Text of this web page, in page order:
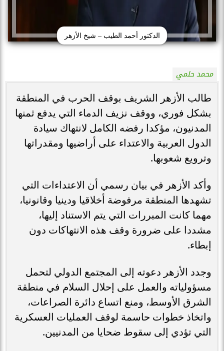
الدكتور أحمد الطيب – شيخ الأزهر
محمد حلمي
طالب الأزهر الشريف بوقف الحرب في المنطقة
بشكل فوري، ووقف نزيف الدماء التي يدفع ثمنها
المدنيون، مؤكدا رفضه الكامل لانتهاك سيادة
الدول العربية والاعتداء على أراضيها ومقدراتها
وترويع شعوبها.
وأكد الأزهر في بيان رسمي أن الاعتداءات التي
تشهدها المنطقة مرفوضة أخلاقيا ودينيا وقانونيا،
مهما كانت المبررات التي يتم الاستناد إليها،
مشددا على ضرورة وقف هذه الانتهاكات دون
إبطاء.
وجدد الأزهر دعوته إلى المجتمع الدولي لتحمل
مسؤولياته والعمل على إحلال السلام في منطقة
الشرق الأوسط، ومنع اتساع دائرة الصراعات،
واتخاذ خطوات حاسمة لوقف العمليات العسكرية
التي تؤدي إلى سقوط ضحايا من المدنيين.